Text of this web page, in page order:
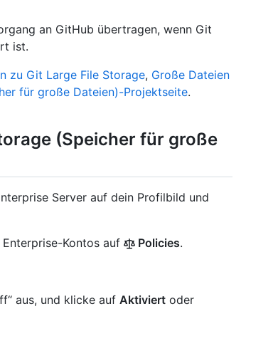
an GitHub übertragen, wenn Git
ist.
zu Git Large File Storage, Große Dateien
für große Dateien)-Projektseite.
(Speicher für große
Server auf dein Profilbild und
Kontos auf
Policies.
aus, und klicke auf Aktiviert oder